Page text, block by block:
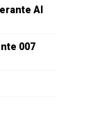
Al
007